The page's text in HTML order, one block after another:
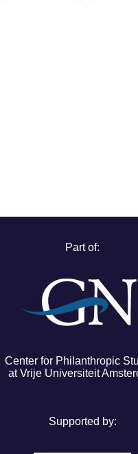
Part of:
Center for Philanthropic
at Vrije Universiteit
Supported by: